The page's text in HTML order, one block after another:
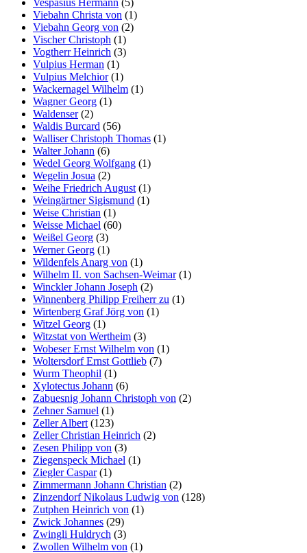
Viebahn Christa von (1)
Viebahn Georg von (2)
Vischer Christoph (1)
Vogtherr Heinrich (3)
Vulpius Herman (1)
Vulpius Melchior(1)
Wackernagel Wilhelm (1)
Wagner Georg (1)
Waldenser(2)
Waldis Burcard (56)
Walliser Christoph Thomas (1)
Walter Johann (6)
Wedel Georg Wolfgang (1)
Wegelin Josua (2)
Weihe Friedrich August (1)
Weingärtner Sigismund (1)
Weise Christian (1)
Weisse Michael (60)
Weißel Georg (3)
Werner Georg (1)
Wildenfels Anarg von (1)
Wilhelm II. von Sachsen-Weimar(1)
Winckler Johann Joseph (2)
Winnenberg Philipp Freiherr zu (1)
Wirtenberg Graf Jörg von (1)
Witzel Georg (1)
Witzstat von Wertheim (3)
Wobeser Ernst Wilhelm von (1)
Woltersdorf Ernst Gottlieb (7)
Wurm Theophil (1)
Xylotectus Johann (6)
Zabuesnig Johann Christoph von (2)
Zehner Samuel (1)
Zeller Albert (123)
Zeller Christian Heinrich (2)
Zesen Philipp von (3)
Ziegenspeck Michael (1)
Ziegler Caspar(1)
Zimmermann Johann Christian (2)
Zinzendorf Nikolaus Ludwig von (128)
Zutphen Heinrich von (1)
Zwick Johannes (29)
Zwingli Huldrych (3)
Zwollen Wilhelm von (1)